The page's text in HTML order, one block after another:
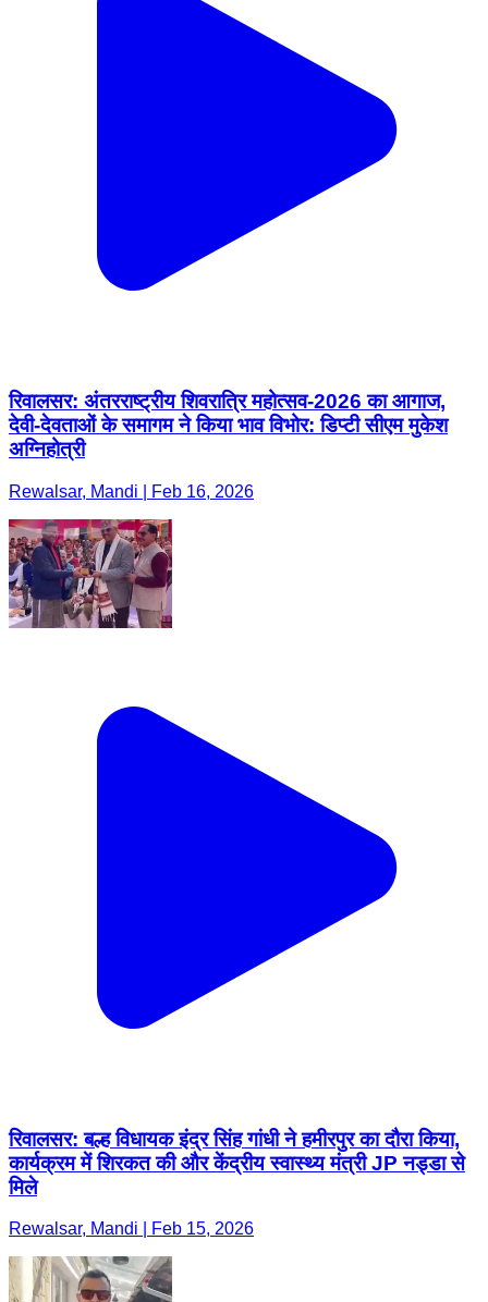
रिवालसर: अंतरराष्ट्रीय शिवरात्रि महोत्सव-2026 का आगाज,
देवी-देवताओं के समागम ने किया भाव विभोर: डिप्टी सीएम मुकेश
अग्निहोत्री
Rewalsar, Mandi | Feb 16, 2026
रिवालसर: बल्ह विधायक इंद्र सिंह गांधी ने हमीरपुर का दौरा किया,
कार्यक्रम में शिरकत की और केंद्रीय स्वास्थ्य मंत्री JP नड्डा से
मिले
Rewalsar, Mandi | Feb 15, 2026